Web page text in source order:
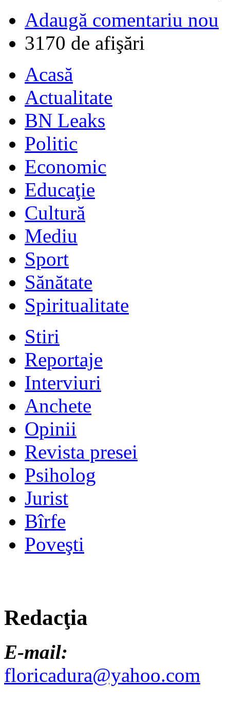
Adaugă comentariu nou
3170 de afişări
Acasă
Actualitate
BN Leaks
Politic
Economic
Educaţie
Cultură
Mediu
Sport
Sănătate
Spiritualitate
Stiri
Reportaje
Interviuri
Anchete
Opinii
Revista presei
Psiholog
Jurist
Bîrfe
Poveşti
Redacţia
E-mail:
floricadura@yahoo.com